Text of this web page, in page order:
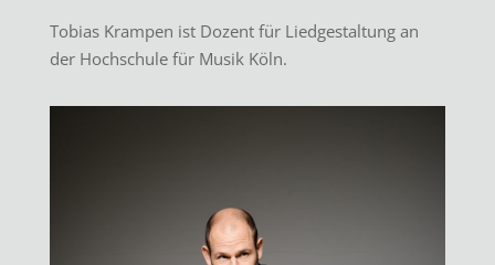
Tobias Krampen ist Dozent für Liedgestaltung an
der Hochschule für Musik Köln.